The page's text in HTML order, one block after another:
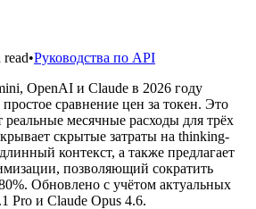
read•Руководства по API
OpenAI и Claude в 2026 году
сравнение цен за токен. Это
реальные месячные расходы для трёх
скрытые затраты на thinking-
контекст, а также предлагает
позволяющий сократить
Обновлено с учётом актуальных
Pro и Claude Opus 4.6.